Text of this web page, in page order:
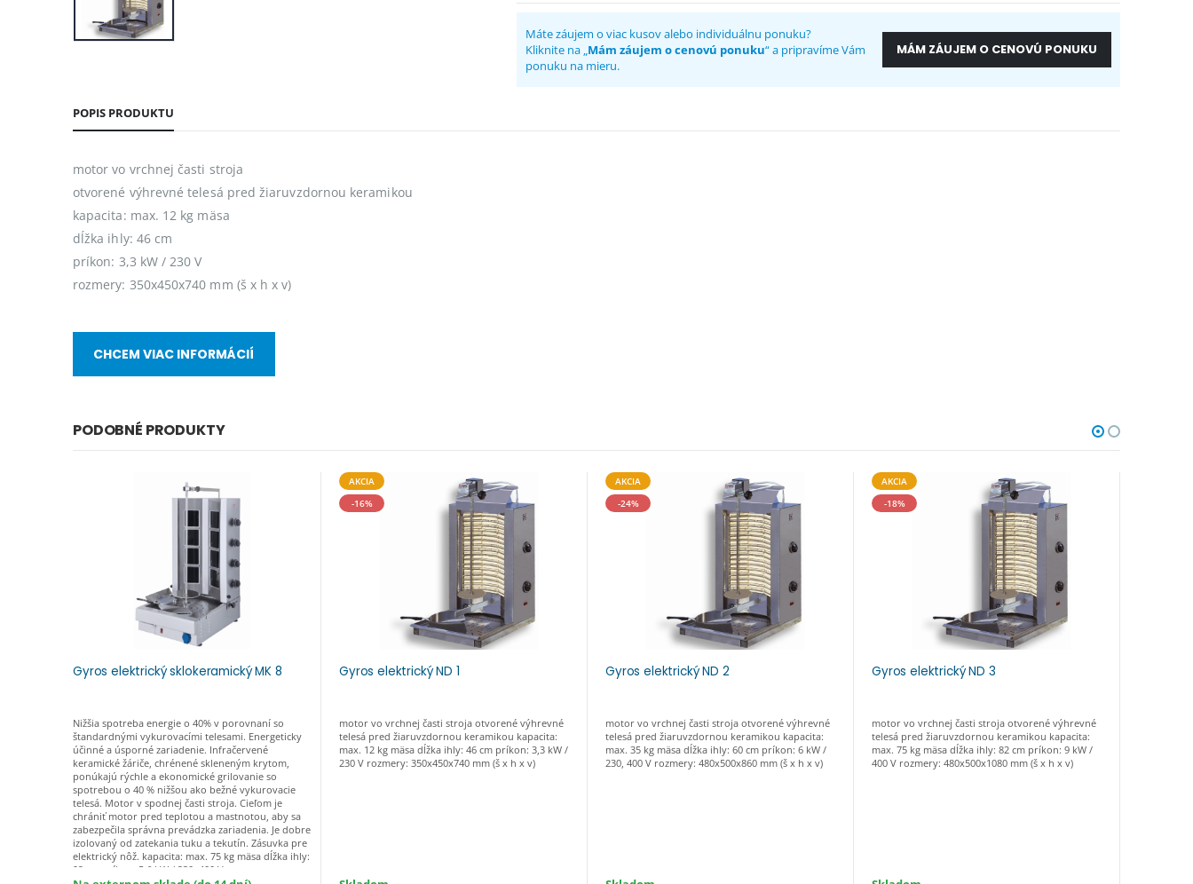
Máte záujem o viac kusov alebo individuálnu ponuku?
Kliknite na „Mám záujem o cenovú ponuku“ a pripravíme Vám
ponuku na mieru.
MÁM ZÁUJEM O CENOVÚ PONUKU
POPIS PRODUKTU
motor vo vrchnej časti stroja
otvorené výhrevné telesá pred žiaruvzdornou keramikou
kapacita: max. 12 kg mäsa
dĺžka ihly: 46 cm
príkon: 3,3 kW / 230 V
rozmery: 350x450x740 mm (š x h x v)
CHCEM VIAC INFORMÁCIÍ
PODOBNÉ PRODUKTY
Gyros elektrický sklokeramický MK 8
Nižšia spotreba energie o 40% v porovnaní so
štandardnými vykurovacími telesami. Energeticky
účinné a úsporné zariadenie. Infračervené
keramické žáriče, chrénené skleneným krytom,
ponúkajú rýchle a ekonomické grilovanie so
spotrebou o 40 % nižšou ako bežné vykurovacie
telesá. Motor v spodnej časti stroja. Cieľom je
chrániť motor pred teplotou a mastnotou, aby sa
zabezpečila správna prevádzka zariadenia. Je dobre
izolovaný od zatekania tuku a tekutín. Zásuvka pre
elektrický nôž. kapacita: max. 75 kg mäsa dĺžka ihly:
92 cm príkon: 5,6 kW / 230, 400 V rozmery:
AKCIA
-16%
Gyros elektrický ND 1
motor vo vrchnej časti stroja otvorené výhrevné
telesá pred žiaruvzdornou keramikou kapacita:
max. 12 kg mäsa dĺžka ihly: 46 cm príkon: 3,3 kW /
230 V rozmery: 350x450x740 mm (š x h x v)
AKCIA
-24%
Gyros elektrický ND 2
motor vo vrchnej časti stroja otvorené výhrevné
telesá pred žiaruvzdornou keramikou kapacita:
max. 35 kg mäsa dĺžka ihly: 60 cm príkon: 6 kW /
230, 400 V rozmery: 480x500x860 mm (š x h x v)
AKCIA
-18%
Gyros elektrický ND 3
motor vo vrchnej časti stroja otvorené výhrevné
telesá pred žiaruvzdornou keramikou kapacita:
max. 75 kg mäsa dĺžka ihly: 82 cm príkon: 9 kW /
400 V rozmery: 480x500x1080 mm (š x h x v)